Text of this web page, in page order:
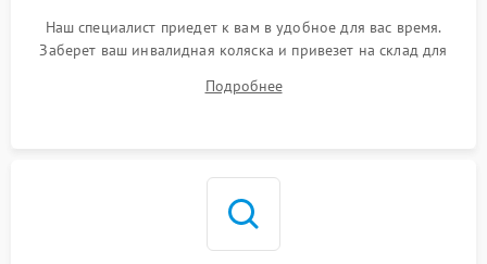
Наш специалист приедет к вам в удобное для вас время.
Заберет ваш инвалидная коляска и привезет на склад для
Подробнее